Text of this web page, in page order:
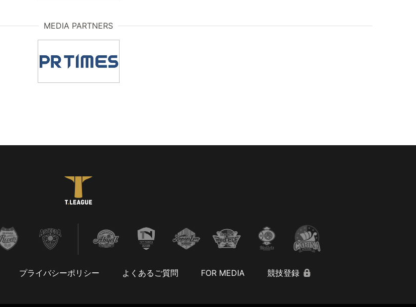
MEDIA PARTNERS
プライバシーポリシー よくあるご質問 FOR MEDIA 競技登録